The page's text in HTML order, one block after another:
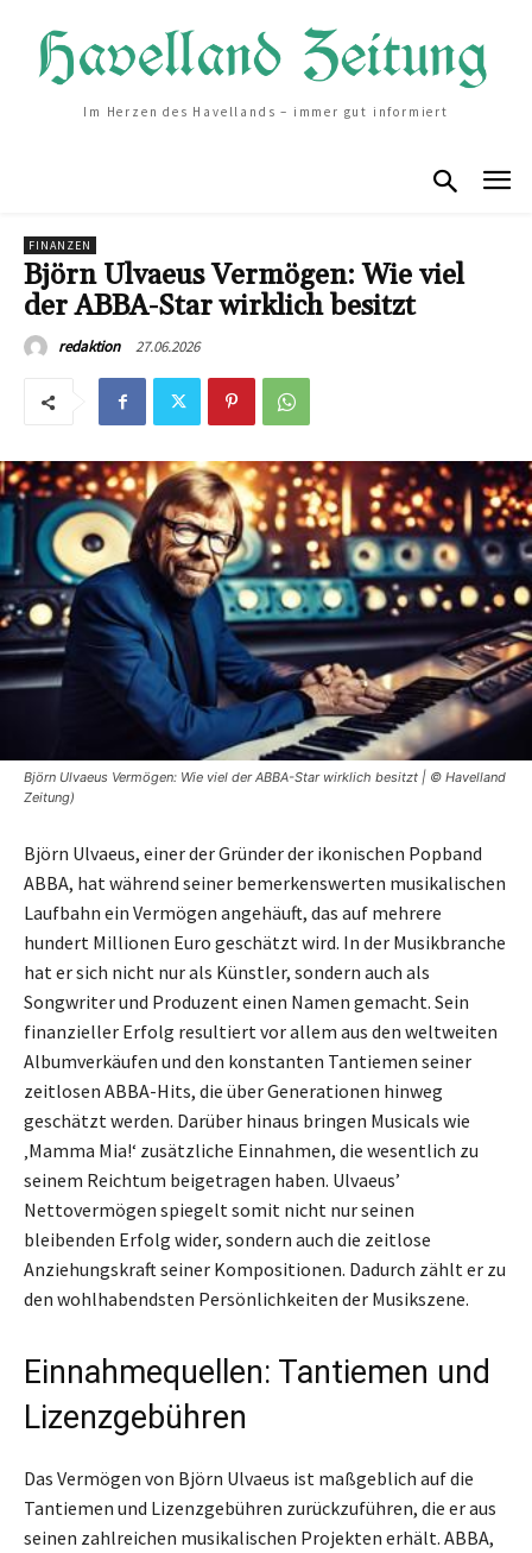
Im Herzen des Havellands – immer gut informiert
FINANZEN
Björn Ulvaeus Vermögen: Wie viel
der ABBA-Star wirklich besitzt
redaktion 27.06.2026
Björn Ulvaeus Vermögen: Wie viel der ABBA-Star wirklich besitzt | © Havelland
Zeitung)
Björn Ulvaeus, einer der Gründer der ikonischen Popband
ABBA, hat während seiner bemerkenswerten musikalischen
Laufbahn ein Vermögen angehäuft, das auf mehrere
hundert Millionen Euro geschätzt wird. In der Musikbranche
hat er sich nicht nur als Künstler, sondern auch als
Songwriter und Produzent einen Namen gemacht. Sein
finanzieller Erfolg resultiert vor allem aus den weltweiten
Albumverkäufen und den konstanten Tantiemen seiner
zeitlosen ABBA-Hits, die über Generationen hinweg
geschätzt werden. Darüber hinaus bringen Musicals wie
‚Mamma Mia!‘ zusätzliche Einnahmen, die wesentlich zu
seinem Reichtum beigetragen haben. Ulvaeus’
Nettovermögen spiegelt somit nicht nur seinen
bleibenden Erfolg wider, sondern auch die zeitlose
Anziehungskraft seiner Kompositionen. Dadurch zählt er zu
den wohlhabendsten Persönlichkeiten der Musikszene.
Einnahmequellen: Tantiemen und
Lizenzgebühren
Das Vermögen von Björn Ulvaeus ist maßgeblich auf die
Tantiemen und Lizenzgebühren zurückzuführen, die er aus
seinen zahlreichen musikalischen Projekten erhält. ABBA,